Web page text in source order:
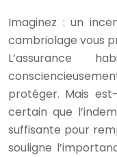
Imaginez : un
cambriolage vous
L’assurance
protéger. Mais
certain que
suffisante pour
souligne